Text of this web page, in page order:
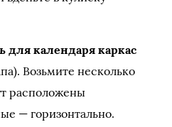
для календаря каркас
Возьмите несколько
расположены
— горизонтально.